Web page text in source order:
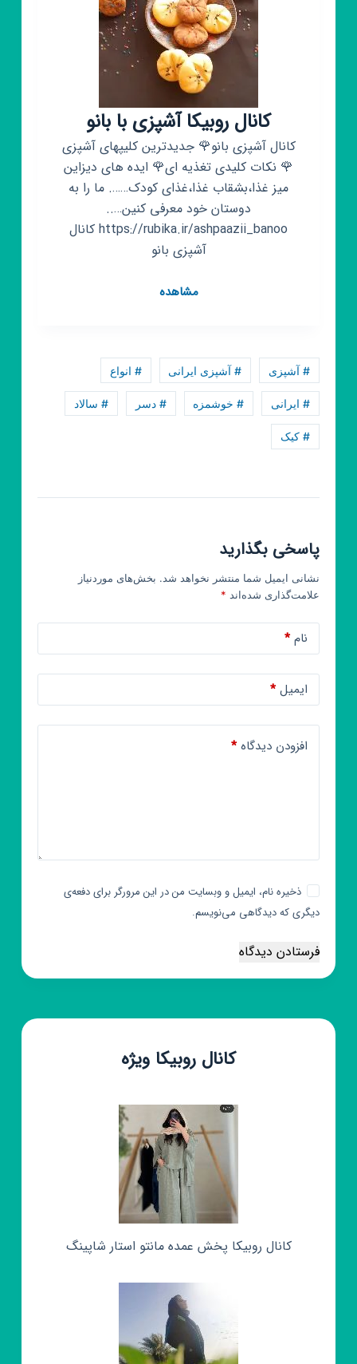
کانال روبیکا آشپزی با بانو
کانال آشپزی بانو🌹 جدیدترین کلیپهای آشپزی
🌹 نکات کلیدی تغذیه ای🌹 ایده های دیزاین
میز غذا،بشقاب غذا،غذای کودک……. ما را به
دوستان خود معرفی کنین…..
https://rubika.ir/ashpaazii_banoo کانال
آشپزی بانو
مشاهدهکانال
# آشپزی # آشپزی ایرانی # انواع
# ایرانی # خوشمزه # دسر # سالاد
# کیک
پاسخی بگذارید
نشانی ایمیل شما منتشر نخواهد شد. بخش‌های موردنیاز
علامت‌گذاری شده‌اند *
نام*
ایمیل*
افزودن دیدگاه*
ذخیره نام، ایمیل و وبسایت من در این مرورگر برای دفعه‌ی
دیگری که دیدگاهی می‌نویسم.
فرستادن دیدگاه
کانال روبیکا ویژه
کانال روبیکا پخش عمده مانتو استار شاپینگ